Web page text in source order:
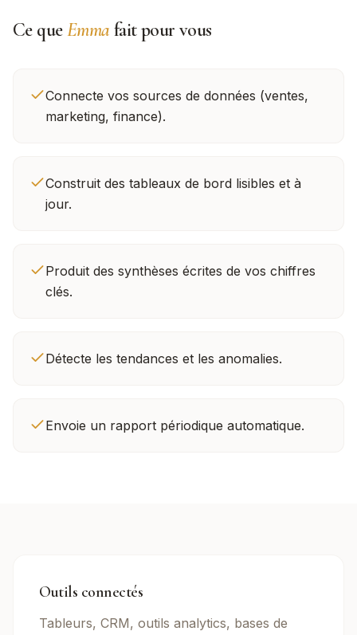
Ce queEmma fait pour vous
Connecte vos sources de données (ventes,
marketing, finance).
Construit des tableaux de bord lisibles et à
jour.
Produit des synthèses écrites de vos chiffres
clés.
Détecte les tendances et les anomalies.
Envoie un rapport périodique automatique.
Outils connectés
Tableurs, CRM, outils analytics, bases de